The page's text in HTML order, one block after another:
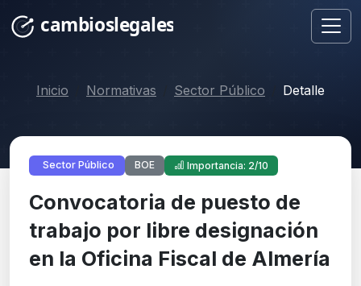
Inicio Normativas Sector Público Detalle
Sector Público BOE Importancia: 2/10
Convocatoria de puesto de
trabajo por libre designación
en la Oficina Fiscal de Almería